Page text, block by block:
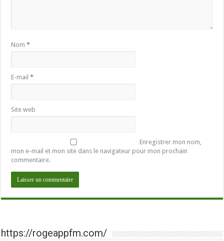
Nom*
E-mail*
Site web
Enregistrer mon nom,
mon e-mail et mon site dans le navigateur pour mon prochain
commentaire.
https://rogeappfm.com/